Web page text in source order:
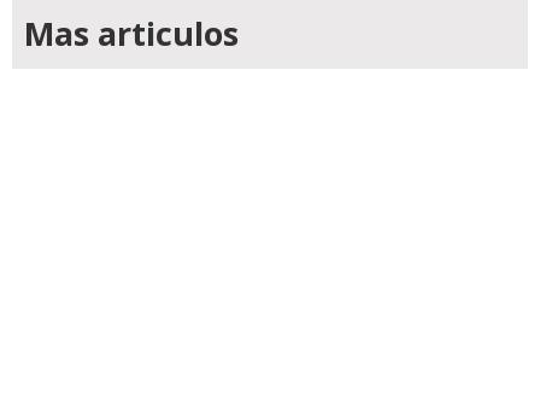
Mas articulos